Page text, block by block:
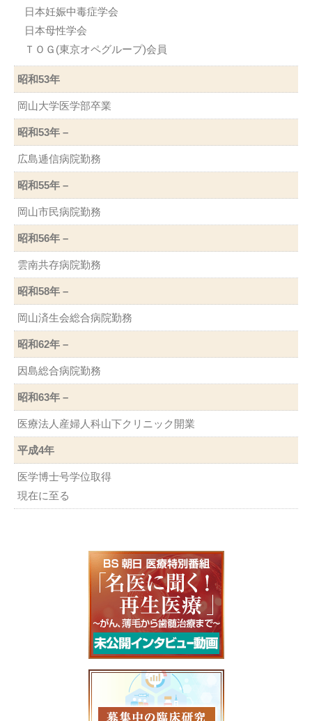
日本妊娠中毒症学会
日本母性学会
ＴＯＧ(東京オペグループ)会員
昭和53年
岡山大学医学部卒業
昭和53年 –
広島逓信病院勤務
昭和55年 –
岡山市民病院勤務
昭和56年 –
雲南共存病院勤務
昭和58年 –
岡山済生会総合病院勤務
昭和62年 –
因島総合病院勤務
昭和63年 –
医療法人産婦人科山下クリニック開業
平成4年
医学博士号学位取得
現在に至る